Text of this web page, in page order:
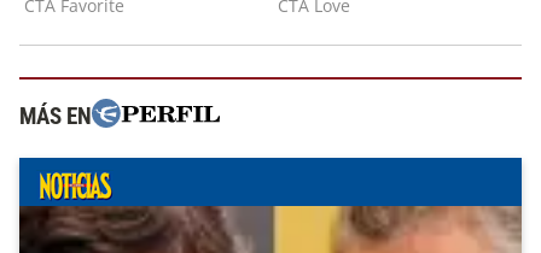
MÁS EN